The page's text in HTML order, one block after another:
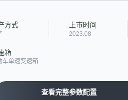
方式 上市时间
2023.08
箱
车单速变速箱
查看完整参数配置